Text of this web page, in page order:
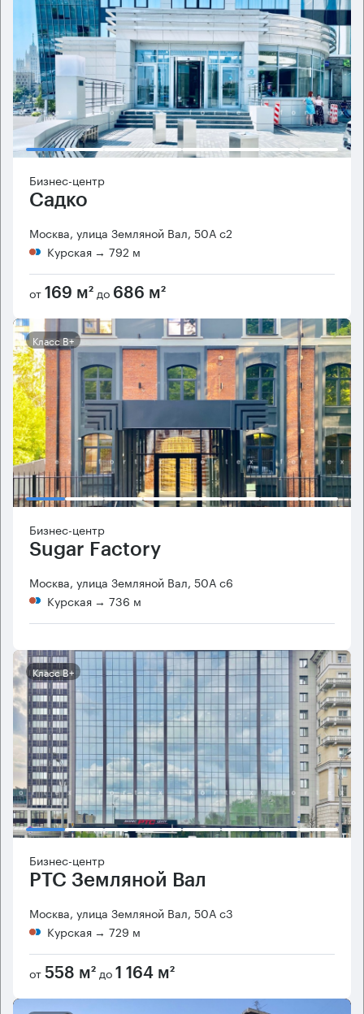
Бизнес-центр
Садко
Москва, улица Земляной Вал, 50А с2
Курская → 792 м
от 169 м² до 686 м²
Класс B+
Бизнес-центр
Sugar Factory
Москва, улица Земляной Вал, 50А с6
Курская → 736 м
Класс B+
Бизнес-центр
РТС Земляной Вал
Москва, улица Земляной Вал, 50А с3
Курская → 729 м
от 558 м² до 1 164 м²